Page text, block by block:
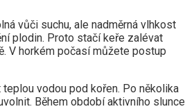
vůči suchu, ale nadměrná vlhkost
plodin. Proto stačí keře zalévat
V horkém počasí můžete postup
teplou vodou pod kořen. Po několika
Během období aktivního slunce